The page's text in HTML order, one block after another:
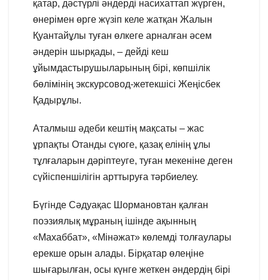
қатар, дәстүрлі әндерді насихаттап жүрген,
өнерімен өрге жүзіп келе жатқан Жалын
Қуантайұлы туған өлкеге арналған әсем
әндерін шырқады, – дейді кеш
ұйымдастырушыларының бірі, көпшілік
бөлімінің экскурсовод-жетекшісі Жеңісбек
Қадырұлы.
Аталмыш әдеби кештің мақсаты – жас
ұрпақты Отанды сүюге, қазақ елінің ұлы
тұлғаларын дәріптеуге, туған мекеніне деген
сүйіспеншілігін арттыруға тәрбиелеу.
Бүгінде Сәдуақас Шормановтан қалған
поэзиялық мұраның ішінде ақынның
«Махаббат», «Мінәжат» көлемді толғаулары
ерекше орын алады. Бірқатар өлеңіне
шығарылған, осы күнге жеткен әндердің бірі